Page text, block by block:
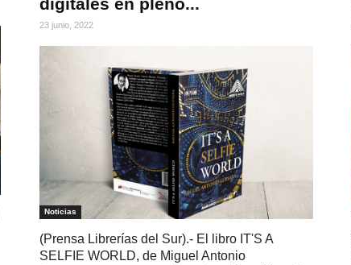
23 junio, 2022
Noticias
(Prensa Librerías del Sur).- El libro IT'S A
SELFIE WORLD, de Miguel Antonio